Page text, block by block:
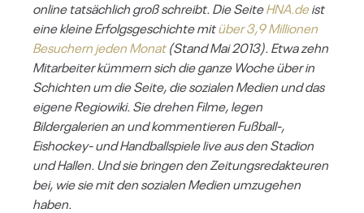
online tatsächlich groß schreibt. Die SeiteHNA.deist
eine kleine Erfolgsgeschichte mitüber 3,9 Millionen
Besuchern jeden Monat(Stand Mai 2013). Etwa zehn
Mitarbeiter kümmern sich die ganze Woche über in
Schichten um die Seite, die sozialen Medien und das
eigene Regiowiki. Sie drehen Filme, legen
Bildergalerien an und kommentieren Fußball-,
Eishockey- und Handballspiele live aus den Stadion
und Hallen. Und sie bringen den Zeitungsredakteuren
bei, wie sie mit den sozialen Medien umzugehen
haben.